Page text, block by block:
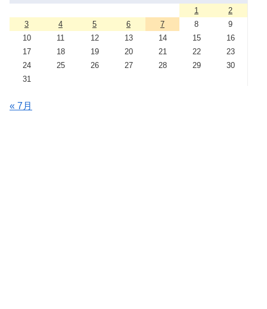
1
2
3
4 5 6 7 8
9
10
11 12 13 14 15
16
17
18 19 20 21 22
23
24
25 26 27 28 29
30
31
« 7月